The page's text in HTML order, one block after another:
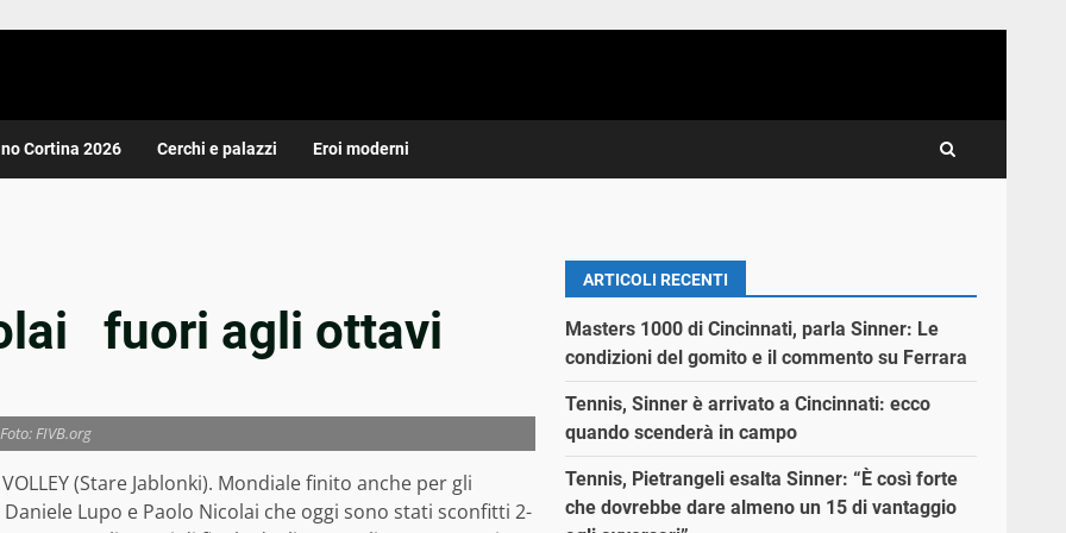
Cortina 2026 Cerchi e palazzi Eroi moderni
fuori agli ottavi
Foto: FIVB.org
VOLLEY (Stare Jablonki). Mondiale finito anche per gli
Lupo e Paolo Nicolai che oggi sono stati sconfitti 2-
ARTICOLI RECENTI
Masters 1000 di Cincinnati, parla Sinner: Le
condizioni del gomito e il commento su Ferrara
Tennis, Sinner è arrivato a Cincinnati: ecco
quando scenderà in campo
Tennis, Pietrangeli esalta Sinner: “È così forte
che dovrebbe dare almeno un 15 di vantaggio